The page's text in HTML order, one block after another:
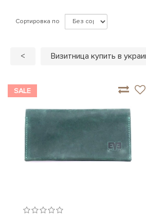
Сортировка по
< Визитница купить в
SALE